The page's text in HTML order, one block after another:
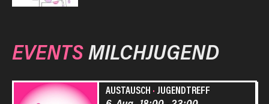
EVENTSMILCHJUGEND
AUSTAUSCH · JUGENDTREFF